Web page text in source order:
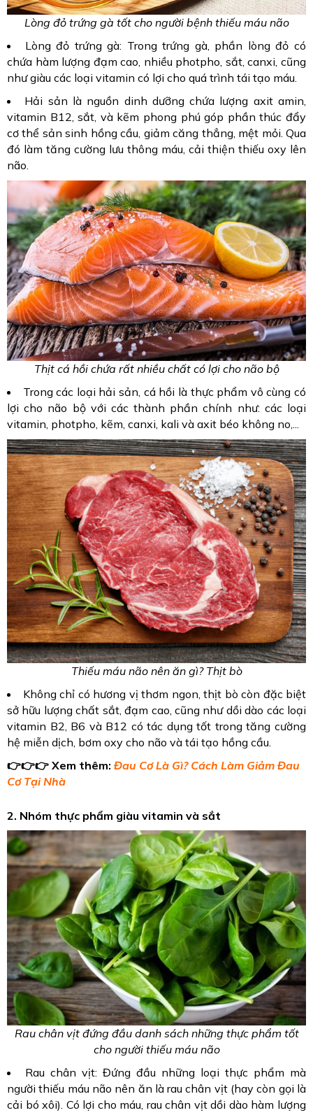
Lòng đỏ trứng gà tốt cho người bệnh thiếu máu não
Lòng đỏ trứng gà: Trong trứng gà, phần lòng đỏ có
chứa hàm lượng đạm cao, nhiều photpho, sắt, canxi, cũng
như giàu các loại vitamin có lợi cho quá trình tái tạo máu.
Hải sản là nguồn dinh dưỡng chứa lượng axit amin,
vitamin B12, sắt, và kẽm phong phú góp phần thúc đẩy
cơ thể sản sinh hồng cầu, giảm căng thẳng, mệt mỏi. Qua
đó làm tăng cường lưu thông máu, cải thiện thiếu oxy lên
não.
Thịt cá hồi chứa rất nhiều chất có lợi cho não bộ
Trong các loại hải sản, cá hồi là thực phẩm vô cùng có
lợi cho não bộ với các thành phần chính như: các loại
vitamin, photpho, kẽm, canxi, kali và axit béo không no,...
Thiếu máu não nên ăn gì? Thịt bò
Không chỉ có hương vị thơm ngon, thịt bò còn đặc biệt
sở hữu lượng chất sắt, đạm cao, cũng như dồi dào các loại
vitamin B2, B6 và B12 có tác dụng tốt trong tăng cường
hệ miễn dịch, bơm oxy cho não và tái tạo hồng cầu.
👉👉👉 Xem thêm: Đau Cơ Là Gì? Cách Làm Giảm Đau
Cơ Tại Nhà
2. Nhóm thực phẩm giàu vitamin và sắt
Rau chân vịt đứng đầu danh sách những thực phẩm tốt
cho người thiếu máu não
Rau chân vịt: Đứng đầu những loại thực phẩm mà
người thiếu máu não nên ăn là rau chân vịt (hay còn gọi là
cải bó xôi). Có lợi cho máu, rau chân vịt dồi dào hàm lượng